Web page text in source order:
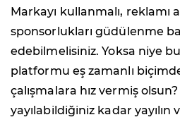
Markayı kullanmalı, reklamı
sponsorlukları güdülenme
edebilmelisiniz. Yoksa niye
platformu eş zamanlı
çalışmalara hız vermiş
yayılabildiğiniz kadar yayılın